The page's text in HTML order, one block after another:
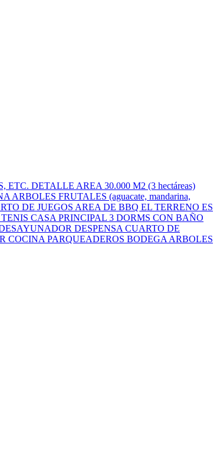
DETALLE AREA 30.000 M2 (3 hectáreas)
ARBOLES FRUTALES (aguacate, mandarina,
DE JUEGOS AREA DE BBQ EL TERRENO ES
CASA PRINCIPAL 3 DORMS CON BAÑO
DESPENSA CUARTO DE
COCINA PARQUEADEROS BODEGA ARBOLES